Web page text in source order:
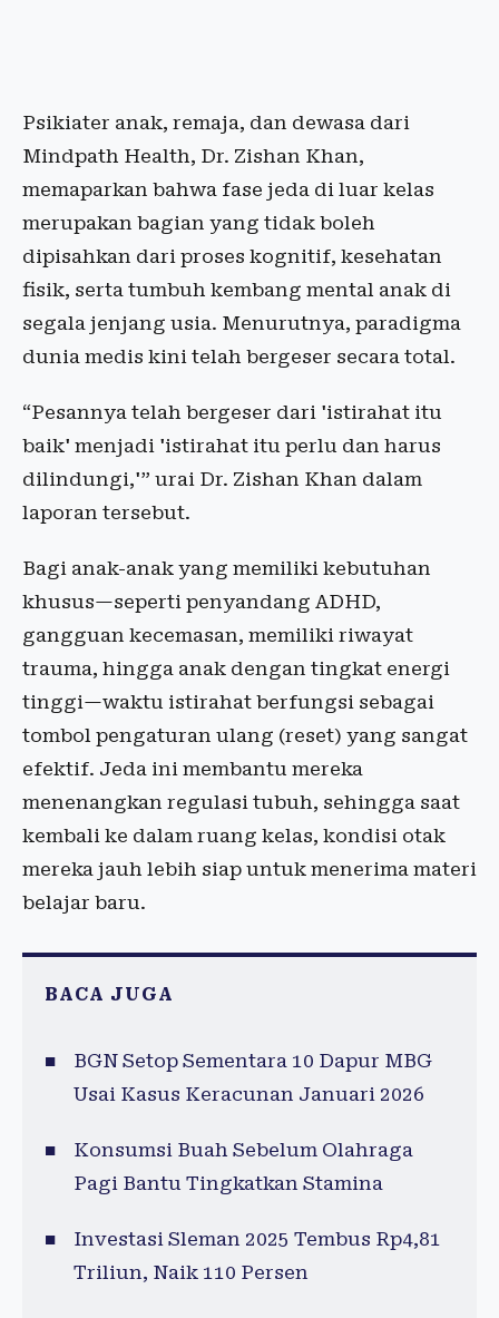
Psikiater anak, remaja, dan dewasa dari
Mindpath Health, Dr. Zishan Khan,
memaparkan bahwa fase jeda di luar kelas
merupakan bagian yang tidak boleh
dipisahkan dari proses kognitif, kesehatan
fisik, serta tumbuh kembang mental anak di
segala jenjang usia. Menurutnya, paradigma
dunia medis kini telah bergeser secara total.
“Pesannya telah bergeser dari 'istirahat itu
baik' menjadi 'istirahat itu perlu dan harus
dilindungi,'” urai Dr. Zishan Khan dalam
laporan tersebut.
Bagi anak-anak yang memiliki kebutuhan
khusus—seperti penyandang ADHD,
gangguan kecemasan, memiliki riwayat
trauma, hingga anak dengan tingkat energi
tinggi—waktu istirahat berfungsi sebagai
tombol pengaturan ulang (reset) yang sangat
efektif. Jeda ini membantu mereka
menenangkan regulasi tubuh, sehingga saat
kembali ke dalam ruang kelas, kondisi otak
mereka jauh lebih siap untuk menerima materi
belajar baru.
BACA JUGA
BGN Setop Sementara 10 Dapur MBG
Usai Kasus Keracunan Januari 2026
Konsumsi Buah Sebelum Olahraga
Pagi Bantu Tingkatkan Stamina
Investasi Sleman 2025 Tembus Rp4,81
Triliun, Naik 110 Persen